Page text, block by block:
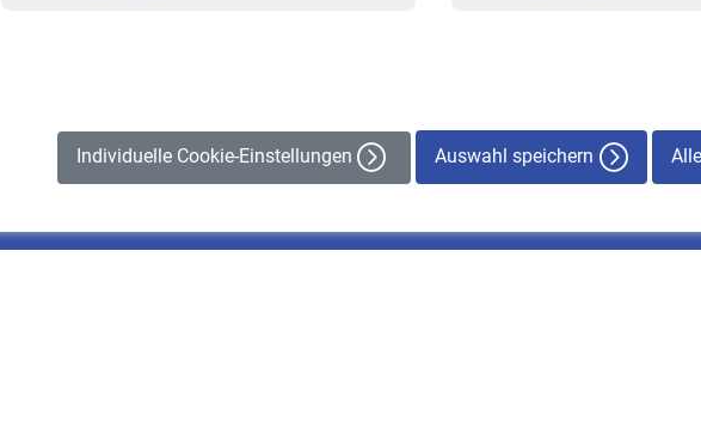
Individuelle Cookie-Einstellungen Auswahl speichern